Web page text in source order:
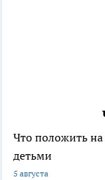
Что положить
детьми
5 августа